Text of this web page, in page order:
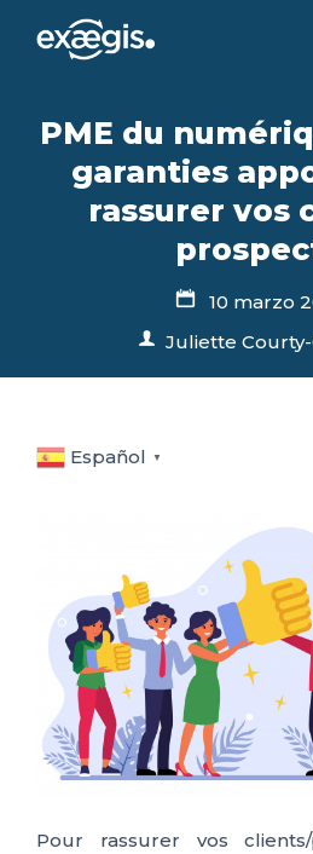
¿QUIÉNES SOMOS?
FR
PME du
garanties
rassurer vos
10 marzo
Juliette
Español ▼
Pour rassurer vos